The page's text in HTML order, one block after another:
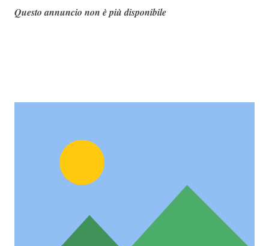
Questo annuncio non è più disponibile